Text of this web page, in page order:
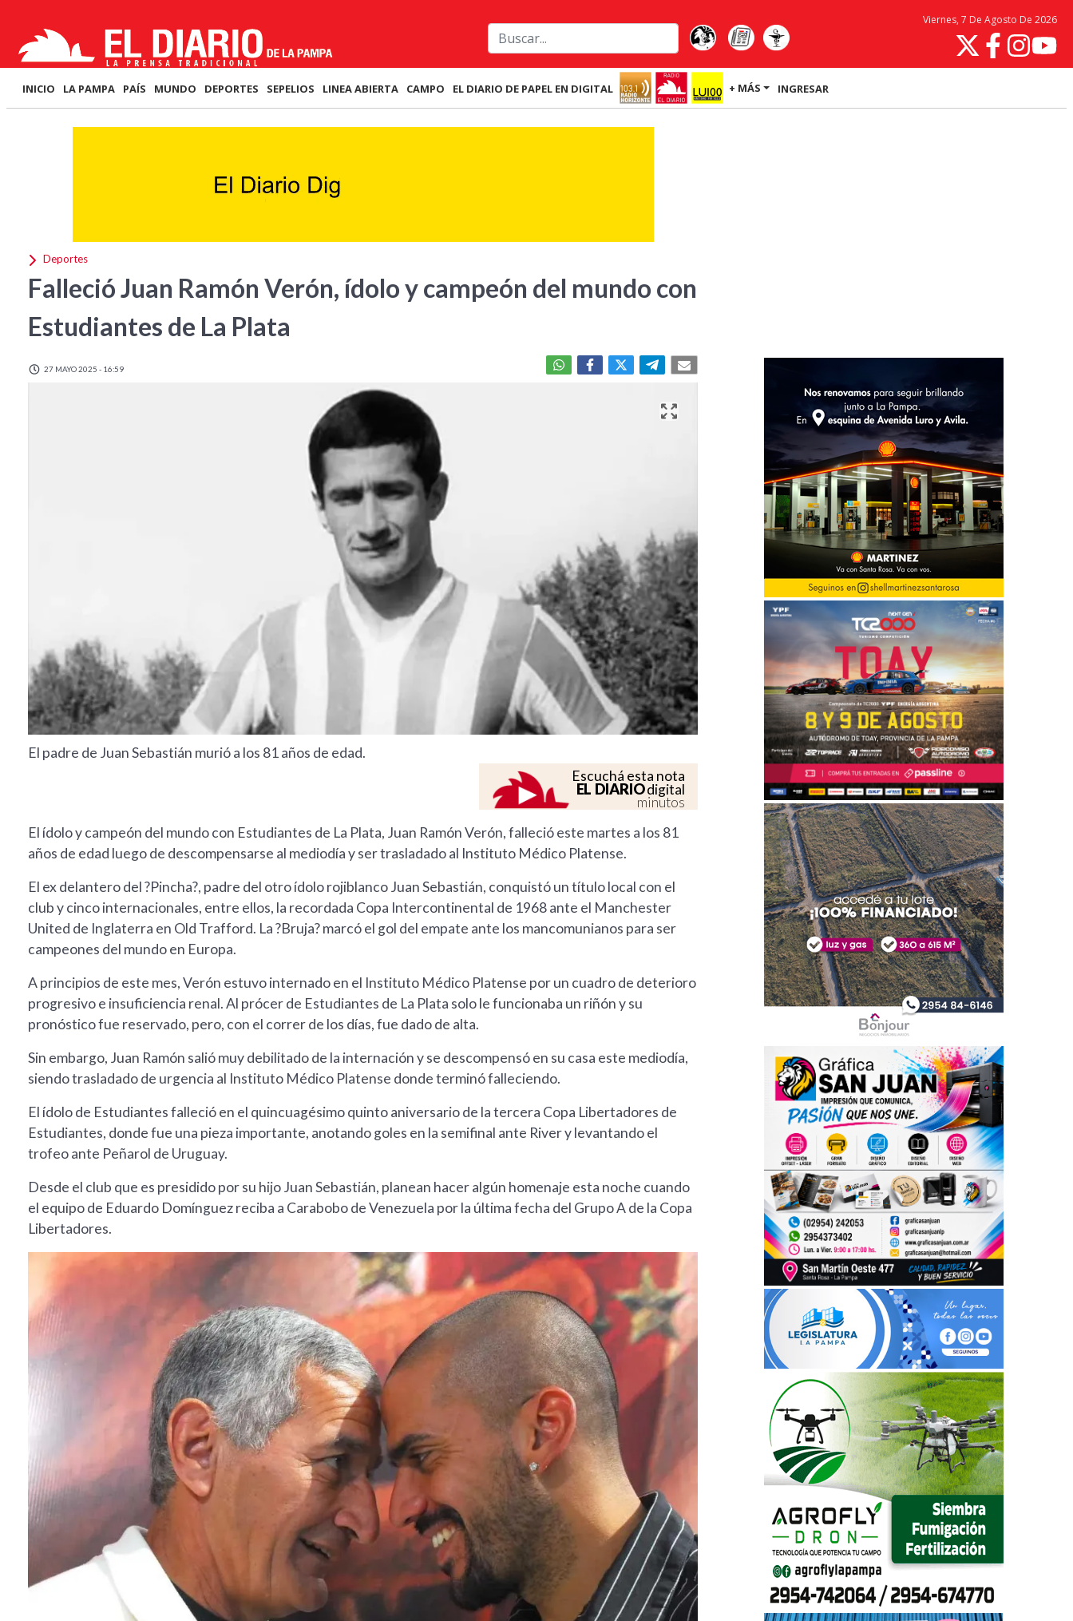
Viernes, 7 De Agosto De 2026
INICIO LA PAMPA PAÍS MUNDO DEPORTES SEPELIOS LINEA ABIERTA CAMPO EL DIARIO DE PAPEL EN DIGITAL + MÁS INGRESAR
Deportes
Falleció Juan Ramón Verón, ídolo y campeón del mundo con
Estudiantes de La Plata
27 MAYO 2025 - 16:59
El padre de Juan Sebastián murió a los 81 años de edad.
Escuchá esta nota
EL DIARIOdigital
minutos
El ídolo y campeón del mundo con Estudiantes de La Plata, Juan Ramón Verón, falleció este martes a los 81
años de edad luego de descompensarse al mediodía y ser trasladado al Instituto Médico Platense.
El ex delantero del ?Pincha?, padre del otro ídolo rojiblanco Juan Sebastián, conquistó un título local con el
club y cinco internacionales, entre ellos, la recordada Copa Intercontinental de 1968 ante el Manchester
United de Inglaterra en Old Trafford. La ?Bruja? marcó el gol del empate ante los mancomunianos para ser
campeones del mundo en Europa.
A principios de este mes, Verón estuvo internado en el Instituto Médico Platense por un cuadro de deterioro
progresivo e insuficiencia renal. Al prócer de Estudiantes de La Plata solo le funcionaba un riñón y su
pronóstico fue reservado, pero, con el correr de los días, fue dado de alta.
Sin embargo, Juan Ramón salió muy debilitado de la internación y se descompensó en su casa este mediodía,
siendo trasladado de urgencia al Instituto Médico Platense donde terminó falleciendo.
El ídolo de Estudiantes falleció en el quincuagésimo quinto aniversario de la tercera Copa Libertadores de
Estudiantes, donde fue una pieza importante, anotando goles en la semifinal ante River y levantando el
trofeo ante Peñarol de Uruguay.
Desde el club que es presidido por su hijo Juan Sebastián, planean hacer algún homenaje esta noche cuando
el equipo de Eduardo Domínguez reciba a Carabobo de Venezuela por la última fecha del Grupo A de la Copa
Libertadores.